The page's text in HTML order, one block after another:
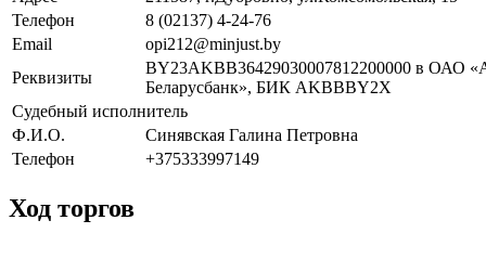
Телефон
8 (02137) 4-24-76
Email
opi212@minjust.by
Реквизиты
BY23AKBB36429030007812200000 в ОАО
Беларусбанк», БИК AKBBBY2X
Судебный исполнитель
Ф.И.О.
Синявская Галина Петровна
Телефон
+375333997149
Ход торгов